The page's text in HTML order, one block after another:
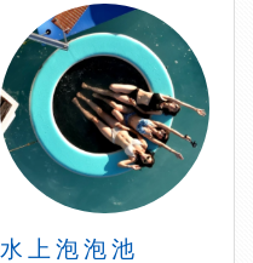
水上泡泡池